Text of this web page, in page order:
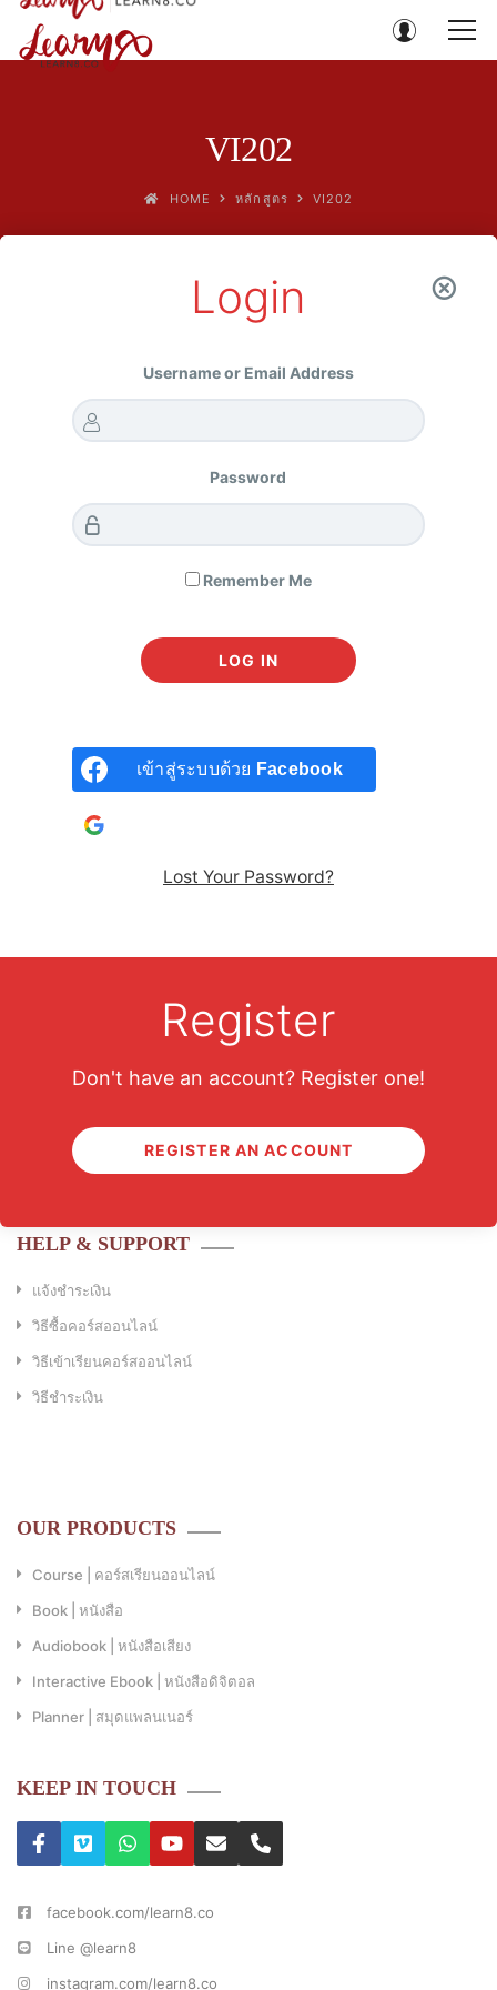
Login
Username or Email Address
Password
Remember Me
เข้าสู่ระบบด้วย Facebook
Lost Your Password?
Register
Don't have an account? Register one!
REGISTER AN ACCOUNT
VI202
HOME หลักสูตร VI202
หลักสูตร VI202 | ประเมินมูลค่าหุ้น Valuation & DCF
โดย CLUB VI
หลักสูตรยอดนิยมของ Club VI สอนให้ท่านรู้จักการ “ประเมิน
มูลค่าหุ้น” และสอนท่านประเมินมูลค่าหุ้นด้วยวิธีหลักๆ ที่ได้รับการ
ยอมรับไปทั่วโลก ได้แก่วิธี “DCF” หรือการคิดลดกระแสเงินสด อัน
และวิธี “DDM” หรือการคิดลดเงินปันผล นี่คือหลักสูตรที่สอน
HELP & SUPPORT
แจ้งชำระเงิน
วิธีซื้อคอร์สออนไลน์
วิธีเข้าเรียนคอร์สออนไลน์
วิธีชำระเงิน
OUR PRODUCTS
Course | คอร์สเรียนออนไลน์
Book | หนังสือ
Audiobook | หนังสือเสียง
Interactive Ebook | หนังสือดิจิตอล
Planner | สมุดแพลนเนอร์
KEEP IN TOUCH
facebook.com/learn8.co
Line @learn8
instagram.com/learn8.co